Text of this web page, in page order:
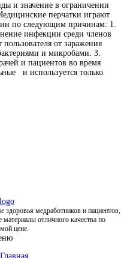
и значение в ограничении
перчатки играют
по следующим причинам: 1.
инфекции среди членов
от заражения
и микробами. 3.
и пациентов во время
и используется только
здоровья медработников и пациентов,
отличного качества по
цене.
Главная